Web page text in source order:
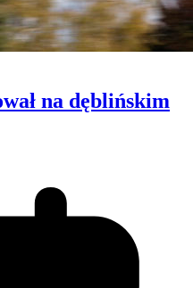
na dęblińskim